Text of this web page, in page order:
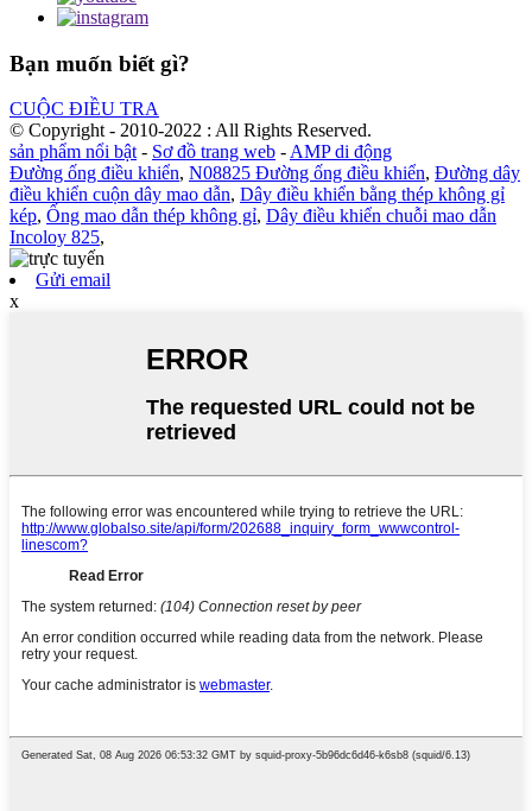
Bạn muốn biết gì?
CUỘC ĐIỀU TRA
© Copyright - 2010-2022 : All Rights Reserved.
sản phẩm nổi bật - Sơ đồ trang web - AMP di động
Đường ống điều khiển, N08825 Đường ống điều khiển, Đường dây
điều khiển cuộn dây mao dẫn, Dây điều khiển bằng thép không gỉ
kép, Ống mao dẫn thép không gỉ, Dây điều khiển chuỗi mao dẫn
Incoloy 825,
Gửi email
x